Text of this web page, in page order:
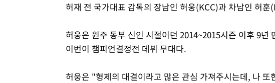
허재 전 국가대표 감독의 장남인 허웅(KCC)과 차남인 허
허웅은 원주 동부 신인 시절이던 2014~2015시즌 이후 9년
이번이 챔피언결정전 데뷔 무대다.
허웅은 "형제의 대결이라고 많은 관심 가져주시는데, 나